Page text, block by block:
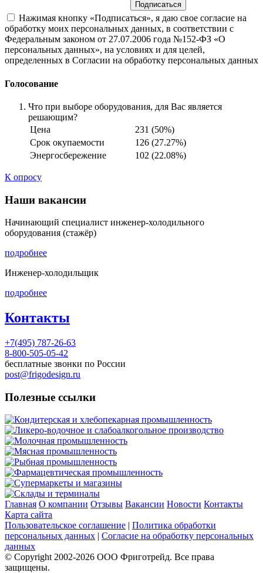
Нажимая кнопку «Подписаться», я даю свое согласие на
обработку моих персональных данных, в соответствии с
Федеральным законом от 27.07.2006 года №152-ФЗ «О
персональных данных», на условиях и для целей,
определенных в Согласии на обработку персональных данных
Голосование
Что при выборе оборудования, для Вас является
решающим?
Цена
231 (50%)
Срок окупаемости
126 (27.27%)
Энергосбережение
102 (22.08%)
К опросу
Наши вакансии
Начинающий специалист инженер-холодильного
оборудования (стажёр)
подробнее
Инженер-холодильщик
подробнее
Контакты
+7(495) 787-26-63
8-800-505-05-42
бесплатные звонки по России
post@frigodesign.ru
Полезные ссылки
Кондитерская и хлебопекарная промышленность
Ликеро-водочное и слабоалкогольное производство
Молочная промышленность
Мясная промышленность
Рыбная промышленность
Фармацевтическая промышленность
Супермаркеты и магазины
Склады и терминалы
Главная О компании Отзывы Вакансии Новости Контакты
Карта сайта
Пользовательское соглашение
Политика обработки
персональных данных
Согласие на обработку персональных
данных
© Copyright 2002-2026 ООО Фриготрейд. Все права
защищены.